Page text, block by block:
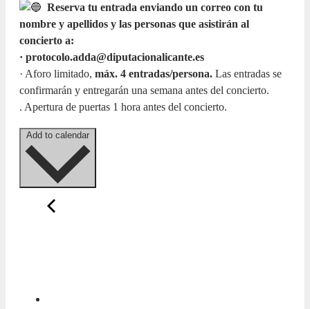
Reserva tu entrada enviando un correo con tu
nombre y apellidos y las personas que asistirán al
concierto a:
· protocolo.adda@diputacionalicante.es
· Aforo limitado, máx. 4 entradas/persona. Las entradas se
confirmarán y entregarán una semana antes del concierto.
. Apertura de puertas 1 hora antes del concierto.